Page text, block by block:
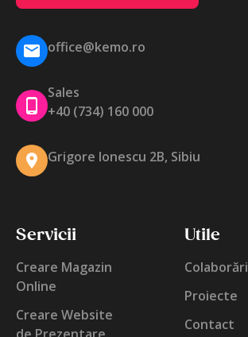
office@kemo.ro
Sales
+40 (734) 160 000
Grigore Ionescu 2B, Sibiu
Servicii
Creare Magazin
Online
Creare Website
Utile
Colaborări
Proiecte
Contact